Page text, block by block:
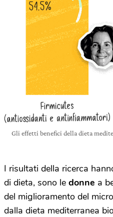
Gli effetti benefici della dieta
I risultati della ricerca
di dieta, sono le donne a
del miglioramento del
dalla dieta mediterranea